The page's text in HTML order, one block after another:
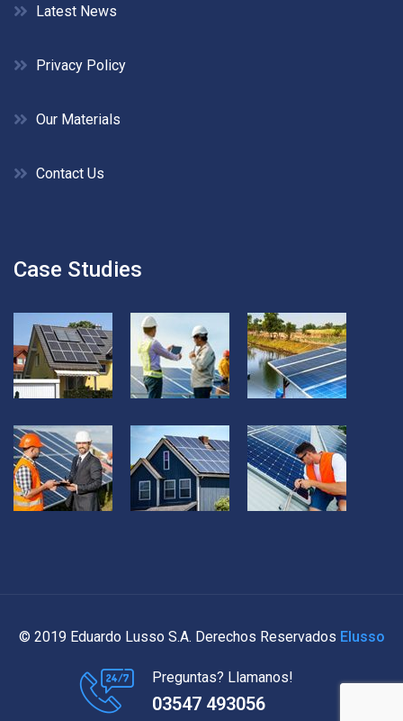
Latest News
Privacy Policy
Our Materials
Contact Us
Case Studies
© 2019 Eduardo Lusso S.A. Derechos Reservados Elusso
Preguntas? Llamanos!
03547 493056